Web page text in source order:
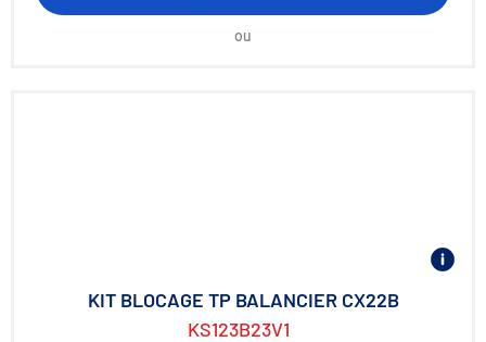
ou
KIT BLOCAGE TP BALANCIER CX22B
KS123B23V1